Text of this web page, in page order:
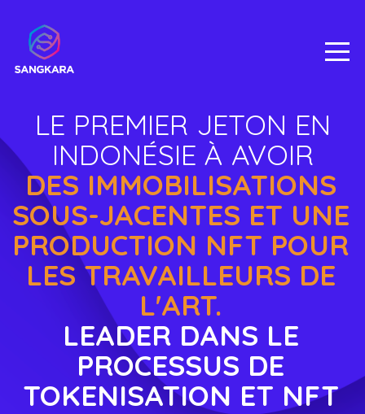
LE PREMIER JETON EN
INDONÉSIE À AVOIR
DES IMMOBILISATIONS
SOUS-JACENTES ET UNE
PRODUCTION NFT POUR
LES TRAVAILLEURS DE
L'ART.
LEADER DANS LE
PROCESSUS DE
TOKENISATION ET NFT